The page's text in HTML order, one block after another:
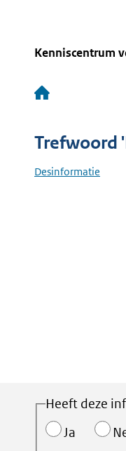
Kenniscentrum
Hoofdnavigatie
Trefwoord
Desinformatie
Heeft deze
Ja